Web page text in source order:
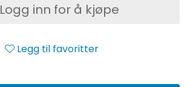
Logg inn for å kjøpe
Legg til favoritter